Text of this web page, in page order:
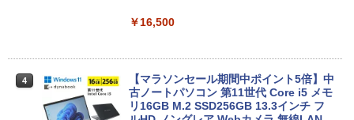
￥16,500
4
【マラソンセール期間中ポイント5倍】中
古ノートパソコン 第11世代 Core i5 メモ
リ16GB M.2 SSD256GB 13.3インチ フ